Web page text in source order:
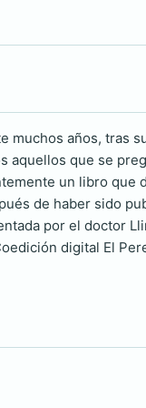
muchos años, tras
aquellos que se
un libro que
de haber sido
por el doctor
digital El